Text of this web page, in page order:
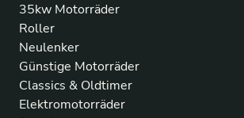
35kw Motorräder
Roller
Neulenker
Günstige Motorräder
Classics & Oldtimer
Elektromotorräder